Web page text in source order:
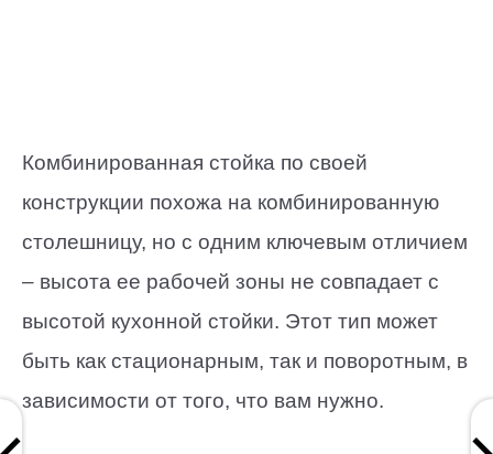
Комбинированная стойка по своей
конструкции похожа на комбинированную
столешницу, но с одним ключевым отличием
– высота ее рабочей зоны не совпадает с
высотой кухонной стойки. Этот тип может
быть как стационарным, так и поворотным, в
зависимости от того, что вам нужно.